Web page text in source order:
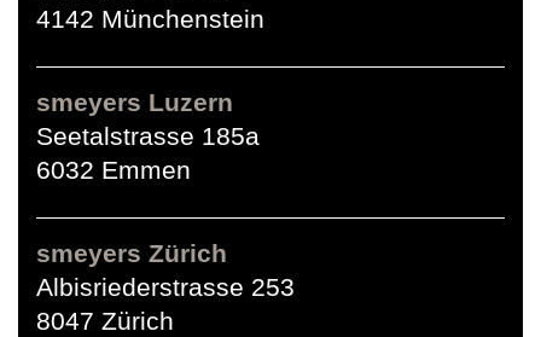
4142 Münchenstein
smeyers Luzern
Seetalstrasse 185a
6032 Emmen
smeyers Zürich
Albisriederstrasse 253
8047 Zürich